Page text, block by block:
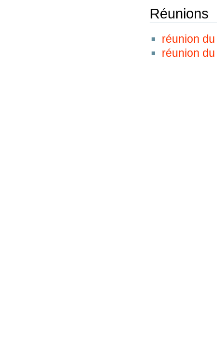
Réunions
réunion
réunion